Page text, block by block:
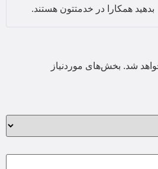
بدهید همکارا در خدمتتون هستند.
شد. بخش‌های موردنیاز